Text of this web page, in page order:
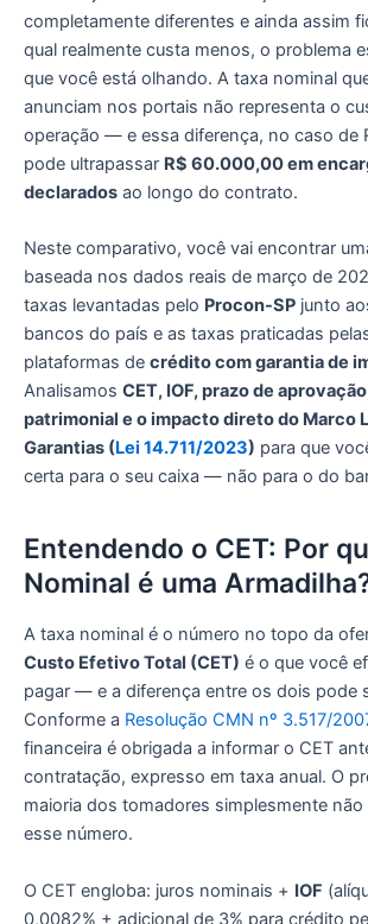
completamente diferentes e ainda assim
qual realmente custa menos, o problema
que você está olhando. A taxa nominal
anunciam nos portais não representa o
operação — e essa diferença, no caso de
pode ultrapassar R$ 60.000,00 em
declarados ao longo do contrato.
Neste comparativo, você vai encontrar
baseada nos dados reais de março de
taxas levantadas pelo Procon-SP junto
bancos do país e as taxas praticadas
plataformas de crédito com garantia de
Analisamos CET, IOF, prazo de
patrimonial e o impacto direto do Marco
Garantias (Lei 14.711/2023) para que
certa para o seu caixa — não para o do
Entendendo o CET: Por
Nominal é uma
A taxa nominal é o número no topo da
Custo Efetivo Total (CET) é o que você
pagar — e a diferença entre os dois pode
Conforme a Resolução CMN nº 3.517/
financeira é obrigada a informar o CET
contratação, expresso em taxa anual. O
maioria dos tomadores simplesmente
esse número.
O CET engloba: juros nominais + IOF
0,0082% + adicional de 3% para crédito